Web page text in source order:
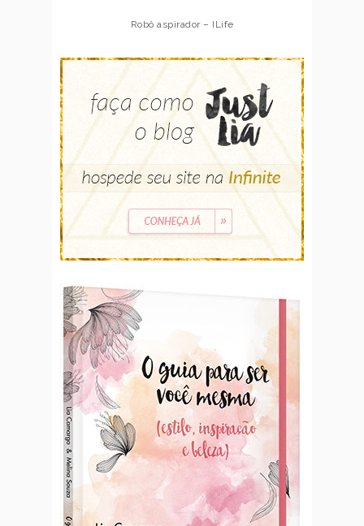
Robô aspirador – ILife